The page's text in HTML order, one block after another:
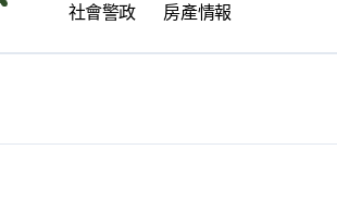
恩提原民5大政策 打造城鄉共好高雄
逸密碼 一座被時光偏愛的巴適小城
愛媛大學跨校合作 並感謝世豐螺絲捐助
社會警政 房產情報